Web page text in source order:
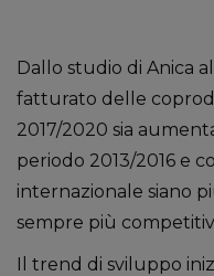
Dallo studio di Anica
fatturato delle
2017/2020 sia
periodo 2013/2016 e
internazionale siano
sempre più
Il trend di sviluppo